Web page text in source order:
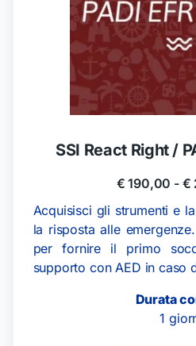
SSI React Right /
€ 190,00 - €
Acquisisci gli strumenti e
la risposta alle
per fornire il primo
supporto con AED in caso
Durata
1